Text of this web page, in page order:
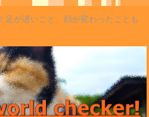
足が遅いこと、顔が変わったことも